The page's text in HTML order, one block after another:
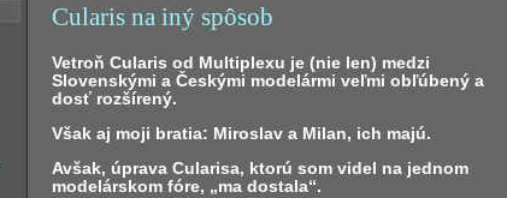
Cularis na iný spôsob
Vetroň Cularis od Multiplexu je (nie len) medzi
Slovenskými a Českými modelármi veľmi obľúbený a
dosť rozšírený.
Však aj moji bratia: Miroslav a Milan, ich majú.
Avšak, úprava Cularisa, ktorú som videl na jednom
modelárskom fóre, „ma dostala“.